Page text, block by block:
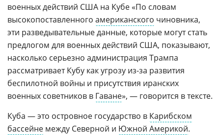
военных действий США на Кубе «По словам
высокопоставленного американского чиновника,
эти разведывательные данные, которые могут стать
предлогом для военных действий США, показывают,
насколько серьезно администрация Трампа
рассматривает Кубу как угрозу из-за развития
беспилотной войны и присутствия иранских
военных советников в Гаване», — говорится в тексте.
Куба — это островное государство в Карибском
бассейне между Северной и Южной Америкой.